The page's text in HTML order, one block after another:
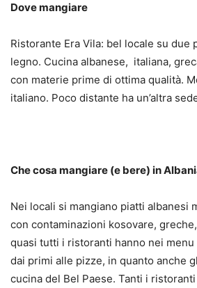
Dove mangiare
Ristorante Era Vila: bel locale su due
legno. Cucina albanese, italiana,
con materie prime di ottima qualità.
italiano. Poco distante ha un’altra
Che cosa mangiare (e bere) in
Nei locali si mangiano piatti albanesi
con contaminazioni kosovare,
quasi tutti i ristoranti hanno nei
dai primi alle pizze, in quanto anche
cucina del Bel Paese. Tanti i